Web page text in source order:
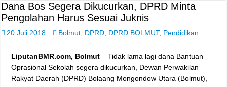
Dana Bos Segera Dikucurkan, DPRD Minta
Pengolahan Harus Sesuai Juknis
20 Juli 2018 Bolmut DPRD DPRD BOLMUT, Pendidikan
LiputanBMR.com, Bolmut – Tidak lama lagi dana Bantuan
Oprasional Sekolah segera dikucurkan, Dewan Perwakilan
Rakyat Daerah (DPRD) Bolaang Mongondow Utara (Bolmut),